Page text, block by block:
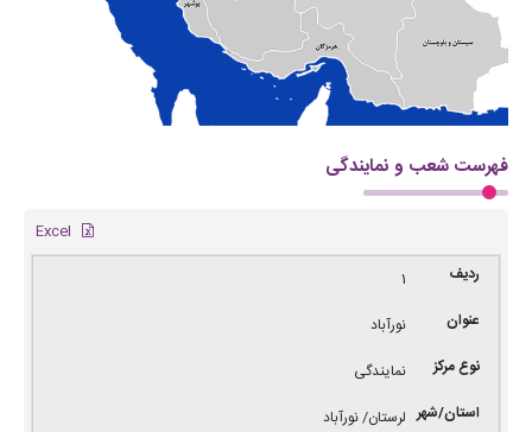
فهرست شعب و نمایندگی
1
نورآباد
نمایندگی
لرستان/ نورآباد